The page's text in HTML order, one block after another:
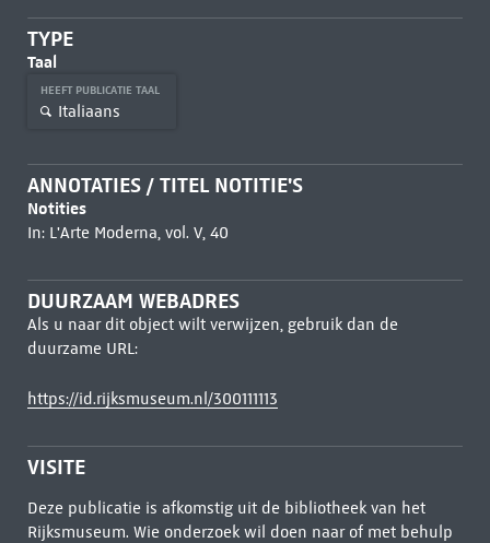
TYPE
Taal
HEEFT PUBLICATIE TAAL
Italiaans
ANNOTATIES / TITEL NOTITIE'S
Notities
In: L'Arte Moderna, vol. V, 40
DUURZAAM WEBADRES
Als u naar dit object wilt verwijzen, gebruik dan de
duurzame URL:
https://id.rijksmuseum.nl/300111113
VISITE
Deze publicatie is afkomstig uit de bibliotheek van het
Rijksmuseum. Wie onderzoek wil doen naar of met behulp